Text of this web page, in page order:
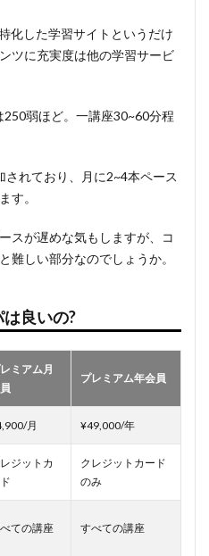
化した学習サイトというだけ
ツに充実度は他の学習サービ
250弱ほど。 一講座30~60分程
れており、
月に2~4本ペース
す。
スが遅めな気もしますが、コ
難しい部分なのでしょうか。
良いの?
ミアム月
プレミアム年会員
月 ¥49,000/年
ジットカ
クレジットカード
のみ
ての講座 すべての講座